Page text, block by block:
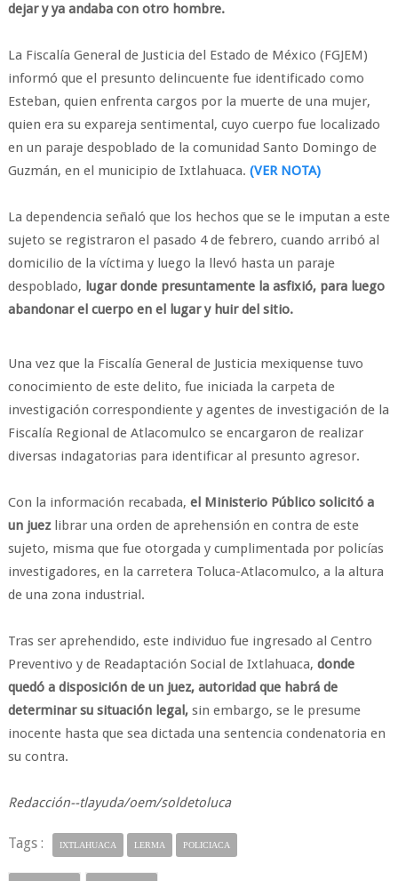
dejar y ya andaba con otro hombre.
La Fiscalía General de Justicia del Estado de México (FGJEM)
informó que el presunto delincuente fue identificado como
Esteban, quien enfrenta cargos por la muerte de una mujer,
quien era su expareja sentimental, cuyo cuerpo fue localizado
en un paraje despoblado de la comunidad Santo Domingo de
Guzmán, en el municipio de Ixtlahuaca. (VER NOTA)
La dependencia señaló que los hechos que se le imputan a este
sujeto se registraron el pasado 4 de febrero, cuando arribó al
domicilio de la víctima y luego la llevó hasta un paraje
despoblado, lugar donde presuntamente la asfixió, para luego
abandonar el cuerpo en el lugar y huir del sitio.
Una vez que la Fiscalía General de Justicia mexiquense tuvo
conocimiento de este delito, fue iniciada la carpeta de
investigación correspondiente y agentes de investigación de la
Fiscalía Regional de Atlacomulco se encargaron de realizar
diversas indagatorias para identificar al presunto agresor.
Con la información recabada, el Ministerio Público solicitó a
un juezlibrar una orden de aprehensión en contra de este
sujeto, misma que fue otorgada y cumplimentada por policías
investigadores, en la carretera Toluca-Atlacomulco, a la altura
de una zona industrial.
Tras ser aprehendido, este individuo fue ingresado al Centro
Preventivo y de Readaptación Social de Ixtlahuaca, donde
quedó a disposición de un juez, autoridad que habrá de
determinar su situación legal,sin embargo, se le presume
inocente hasta que sea dictada una sentencia condenatoria en
su contra.
Redacción--tlayuda/oem/soldetoluca
Tags : IXTLAHUACA LERMA POLICIACA